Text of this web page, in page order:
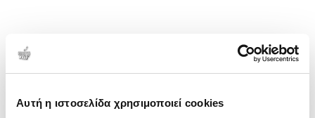
Αυτή η ιστοσελίδα χρησιμοποιεί cookies